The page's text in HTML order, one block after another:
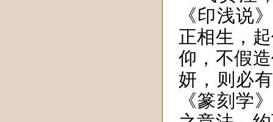
《印浅说
正相生，
仰，不假
妍，则必
《篆刻学